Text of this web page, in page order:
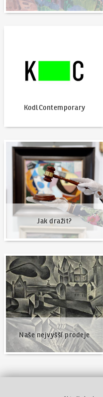
KodlContemporary
Jak dražit?
Jak dražit?
Naše nejvyšší prodeje
Naše nejvyšší prodeje